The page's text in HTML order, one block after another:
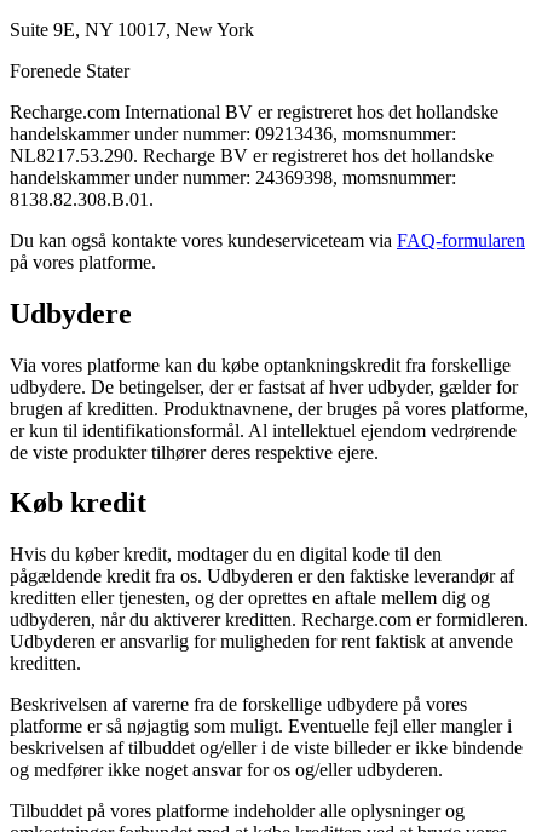
Suite 9E, NY 10017, New York
Forenede Stater
Recharge.com International BV er registreret hos det hollandske
handelskammer under nummer: 09213436, momsnummer:
NL8217.53.290. Recharge BV er registreret hos det hollandske
handelskammer under nummer: 24369398, momsnummer:
8138.82.308.B.01.
Du kan også kontakte vores kundeserviceteam via FAQ-formularen
på vores platforme.
Udbydere
Via vores platforme kan du købe optankningskredit fra forskellige
udbydere. De betingelser, der er fastsat af hver udbyder, gælder for
brugen af ​​kreditten. Produktnavnene, der bruges på vores platforme,
er kun til identifikationsformål. Al intellektuel ejendom vedrørende
de viste produkter tilhører deres respektive ejere.
Køb kredit
Hvis du køber kredit, modtager du en digital kode til den
pågældende kredit fra os. Udbyderen er den faktiske leverandør af
kreditten eller tjenesten, og der oprettes en aftale mellem dig og
udbyderen, når du aktiverer kreditten. Recharge.com er formidleren.
Udbyderen er ansvarlig for muligheden for rent faktisk at anvende
kreditten.
Beskrivelsen af ​​varerne fra de forskellige udbydere på vores
platforme er så nøjagtig som muligt. Eventuelle fejl eller mangler i
beskrivelsen af ​​tilbuddet og/eller i de viste billeder er ikke bindende
og medfører ikke noget ansvar for os og/eller udbyderen.
Tilbuddet på vores platforme indeholder alle oplysninger og